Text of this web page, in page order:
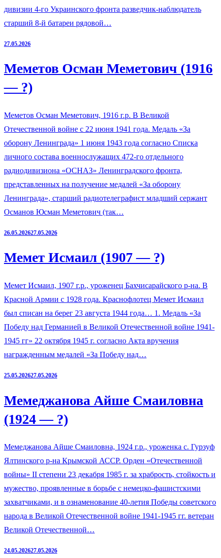
дивизии 4-го Украинского фронта разведчик-наблюдатель
старший 8-й батареи рядовой…
27.05.2026
Меметов Осман Меметович (1916
— ?)
Меметов Осман Меметович, 1916 г.р. В Великой
Отечественной войне с 22 июня 1941 года. Медаль «За
оборону Ленинграда» 1 июня 1943 года согласно Списка
личного состава военнослужащих 472-го отдельного
радиодивизиона «ОСНАЗ» Ленинградского фронта,
представленных на получение медалей «За оборону
Ленинграда», старший радиотелеграфист младший сержант
Османов Юсман Меметович (так…
26.05.202627.05.2026
Мемет Исмаил (1907 — ?)
Мемет Исмаил, 1907 г.р., уроженец Бахчисарайского р-на. В
Красной Армии с 1928 года. Краснофлотец Мемет Исмаил
был списан на берег 23 августа 1944 года… 1. Медаль «За
Победу над Германией в Великой Отечественной войне 1941-
1945 гг» 22 октября 1945 г. согласно Акта вручения
награжденным медалей «За Победу над…
25.05.202627.05.2026
Мемеджанова Айше Смаиловна
(1924 — ?)
Мемеджанова Айше Смаиловна, 1924 г.р., уроженка с. Гурзуф
Ялтинского р-на Крымской АССР. Орден «Отечественной
войны» II степени 23 декабря 1985 г. за храбрость, стойкость и
мужество, проявленные в борьбе с немецко-фашистскими
захватчиками, и в ознаменование 40-летия Победы советского
народа в Великой Отечественной войне 1941-1945 гг. ветеран
Великой Отечественной…
24.05.202627.05.2026